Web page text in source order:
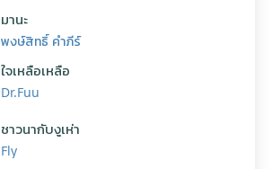
มานะ
พงษ์สิทธิ์ คำภีร์
ใจเหลือเหลือ
Dr.Fuu
ชาวนากับงูเห่า
Fly